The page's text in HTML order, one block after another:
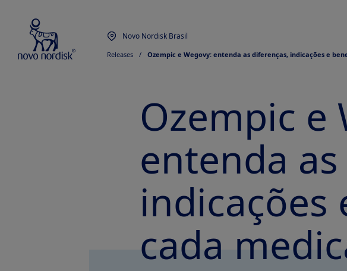
Novo Nordisk Brasil
Releases
  /
Ozempic e Wegovy: entenda as diferenças, indicações e
Ozempic e
entenda
indicações
cada